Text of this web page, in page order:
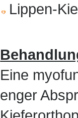
Lippen-
Eine
enger